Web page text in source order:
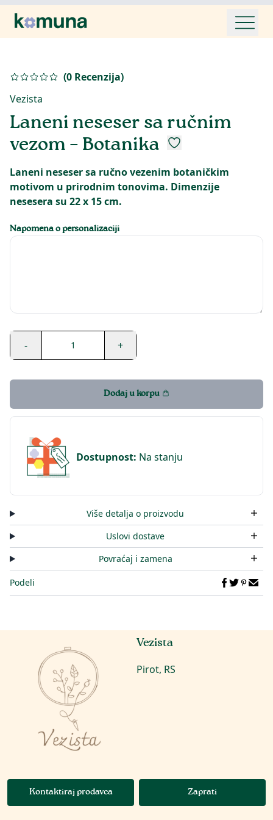
(0 Recenzija)
Vezista
Laneni neseser sa ručnim
vezom – Botanika
Laneni neseser sa ručno vezenim botaničkim
motivom u prirodnim tonovima. Dimenzije
nesesera su 22 x 15 cm.
Napomena o personalizaciji
- 1 +
Dodaj u korpu
Dostupnost: Na stanju
Više detalja o proizvodu
Uslovi dostave
Povraćaj i zamena
Podeli
Vezista
Pirot, RS
Kontaktiraj prodavca Zaprati